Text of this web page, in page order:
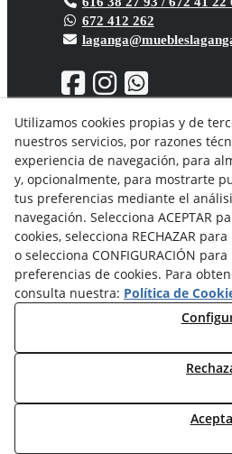
672 412 262
Aviso Legal
Política de privacidad
Política Cookies
Condiciones generales de compra
Derecho de desistimiento
Organismos de resolución de
© 08/2026 Solvent Solutions,
derechos
Utilizamos cookies propias y de
nuestros servicios, por razones
experiencia de navegación, para
y, opcionalmente, para mostrarte
tus preferencias mediante el
navegación. Selecciona ACEPTAR
cookies, selecciona RECHAZAR
o selecciona CONFIGURACIÓN
preferencias de cookies. Para
consulta nuestra: Política de